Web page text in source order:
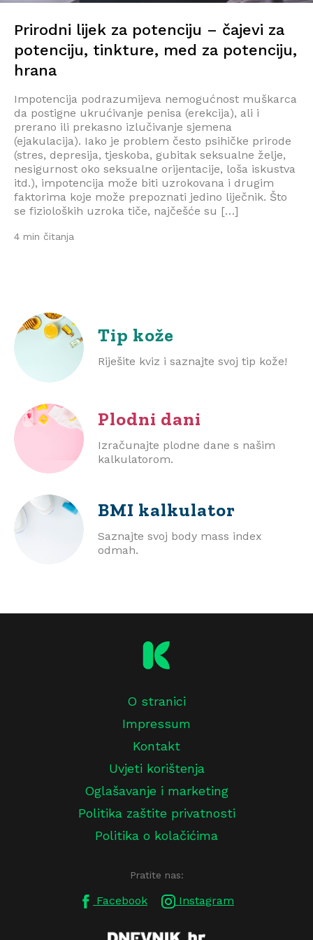
Prirodni lijek za potenciju – čajevi za
potenciju, tinkture, med za potenciju,
hrana
Impotencija podrazumijeva nemogućnost muškarca
da postigne ukrućivanje penisa (erekcija), ali i
prerano ili prekasno izlučivanje sjemena
(ejakulacija). Iako je problem često psihičke prirode
(stres, depresija, tjeskoba, gubitak seksualne želje,
nesigurnost oko seksualne orijentacije, loša iskustva
itd.), impotencija može biti uzrokovana i drugim
faktorima koje može prepoznati jedino liječnik. Što
se fizioloških uzroka tiče, najčešće su […]
4 min čitanja
Tip kože
Riješite kviz i saznajte svoj tip kože!
Plodni dani
Izračunajte plodne dane s našim
kalkulatorom.
BMI kalkulator
Saznajte svoj body mass index
odmah.
O stranici
Impressum
Kontakt
Uvjeti korištenja
Oglašavanje i marketing
Politika zaštite privatnosti
Politika o kolačićima
Pratite nas:
Facebook Instagram